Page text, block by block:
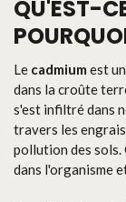
QU'EST-
Le cadmium est
dans la croûte
s'est infiltré dans
travers les
pollution des sols.
dans l'organisme